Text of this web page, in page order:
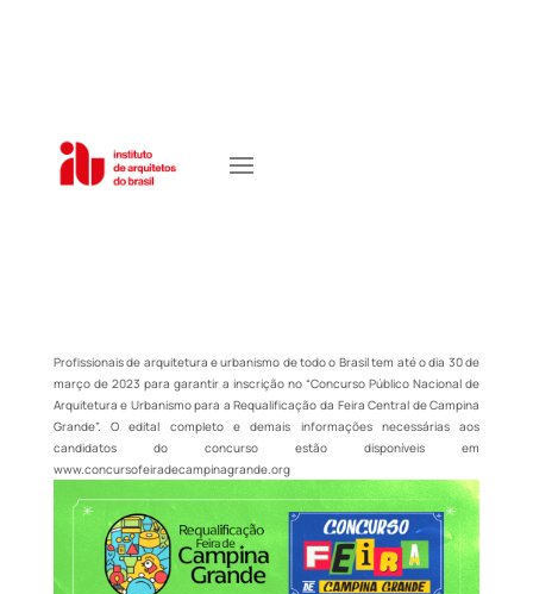
Profissionais de arquitetura e urbanismo de todo o Brasil tem até o dia 30 de
março de 2023 para garantir a inscrição no “Concurso Público Nacional de
Arquitetura e Urbanismo para a Requalificação da Feira Central de Campina
Grande”. O edital completo e demais informações necessárias aos
candidatos do concurso estão disponíveis em
www.concursofeiradecampinagrande.org